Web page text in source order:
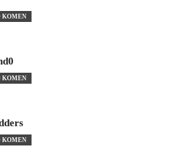
KOMEN
KOMEN
KOMEN